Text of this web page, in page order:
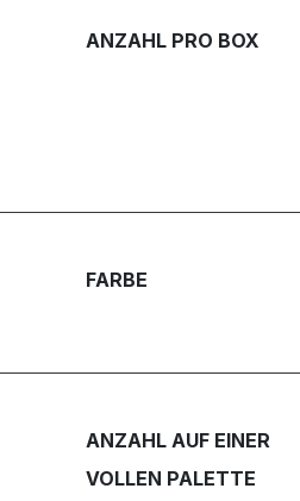
ANZAHL PRO BOX
FARBE
ANZAHL AUF EINER
VOLLEN PALETTE